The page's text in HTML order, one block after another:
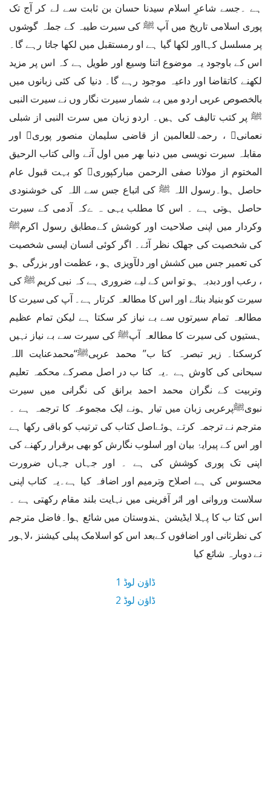
ہے ۔جسے شاعرِ اسلام سیدنا حسان بن ثابت سے لے کر آج تک
پوری اسلامی تاریخ میں آپ ﷺ کی سیرت طیبہ کے جملہ گوشوں
پر مسلسل کہااور لکھا گیا ہے او رمستقبل میں لکھا جاتا رہے گا۔
اس کے باوجود یہ موضوع اتنا وسیع اور طویل ہے کہ اس پر مزید
لکھنے کاتقاضا اور داعیہ موجود رہے گا۔ دنیا کی کئی زبانوں میں
بالخصوص عربی اردو میں بے شمار سیرت نگار وں نے سیرت النبی
ﷺ پر کتب تالیف کی ہیں۔ اردو زبان میں سرت النبی از شبلی
نعمانی ، رحمۃللعالمین از قاضی سلیمان منصور پوری اور
مقابلہ سیرت نویسی میں دنیا بھر میں اول آنے والی کتاب الرحیق
المختوم از مولانا صفی الرحمن مبارکپوری کو بہت قبول عام
حاصل ہوا۔رسول اللہ ﷺ کی اتباع جس سے اللہ کی خوشنودی
حاصل ہوتی ہے ۔ اس کا مطلب یہی ہ ےکہ آدمی کے سیرت
وکردار میں اپنی صلاحیت اور کوشش کےمطابق رسول اکرمﷺ
کی شخصیت کی جھلک نظر آئے۔ اگر کوئی انسان ایسی شخصیت
کی تعمیر جس میں کشش اور دلآویزی ہو ، عظمت اور بزرگی ہو
، رعب اور دبدبہ ہو تو اس کے لیے ضروری ہے کہ نبی کریم ﷺ کی
سیرت کو بنیاد بنائے اور اس کا مطالعہ کرتار ہے۔ آپ کی سیرت کا
مطالعہ تمام سیرتوں سے بے نیاز کر سکتا ہے لیکن تمام عظیم
ہستیوں کی سیرت کا مطالعہ آپﷺ کی سیرت سے بے نیاز نہیں
کرسکتا۔ زیر تبصرہ کتا ب’’ محمد عربیﷺ‘‘محمدعنایت اللہ
سبحانی کی کاوش ہے ۔یہ کتا ب در اصل مصرکے محکمہ تعلیم
وتربیت کے نگران محمد احمد برانق کی نگرانی میں سیرت
نبویﷺپرعربی زبان میں تیار ہونے ایک مجموعہ کا ترجمہ ہے ۔
مترجم نے ترجمہ کرتے ہوئےاصل کتاب کی ترتیب کو باقی رکھا ہے
اور اس کے پیرایۂ بیان اور اسلوب نگارش کو بھی برقرار رکھنے کی
اپنی تک پوری کوشش کی ہے ۔ اور جہاں جہاں ضرورت
محسوس کی ہے اصلاح وترمیم اور اضافہ کیا ہے۔یہ کتاب اپنی
سلاست وروانی اور اثر آفرینی میں نہایت بلند مقام رکھتی ہے ۔
اس کتا ب کا پہلا ایڈیشن ہندوستان میں شائع ہوا۔فاضل مترجم
کی نظرثانی اور اضافوں کےبعد اس کو اسلامک پبلی کیشنز ،لاہور
نے دوبارہ شائع کیا
ڈاؤن لوڈ 1
ڈاؤن لوڈ 2